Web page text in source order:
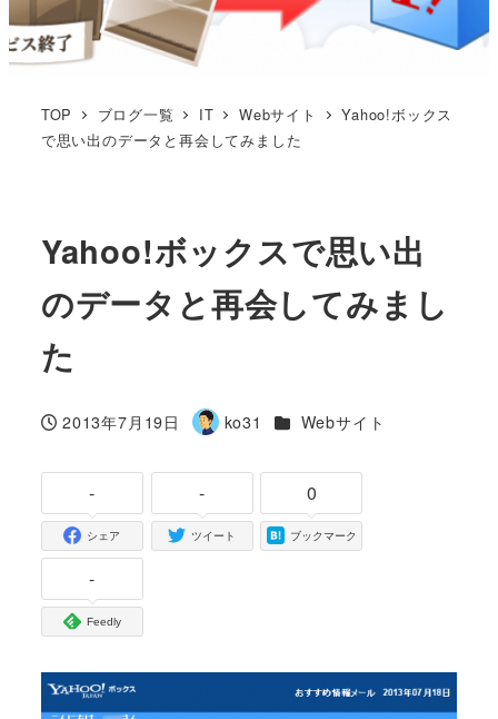
TOP ブログ一覧 IT Webサイト
Yahoo!ボックス
で思い出のデータと再会してみました
Yahoo!ボックスで思い出
のデータと再会してみまし
た
投稿日
2013年7月19日
著
ko31 カテゴリー
Webサイト
-
シェア
-
ツイート
0
ブックマーク
-
Feedly